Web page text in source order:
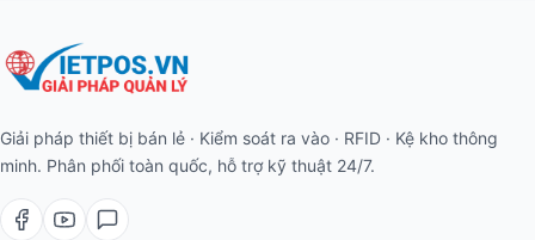
Giải pháp thiết bị bán lẻ · Kiểm soát ra vào · RFID · Kệ kho thông
minh. Phân phối toàn quốc, hỗ trợ kỹ thuật 24/7.